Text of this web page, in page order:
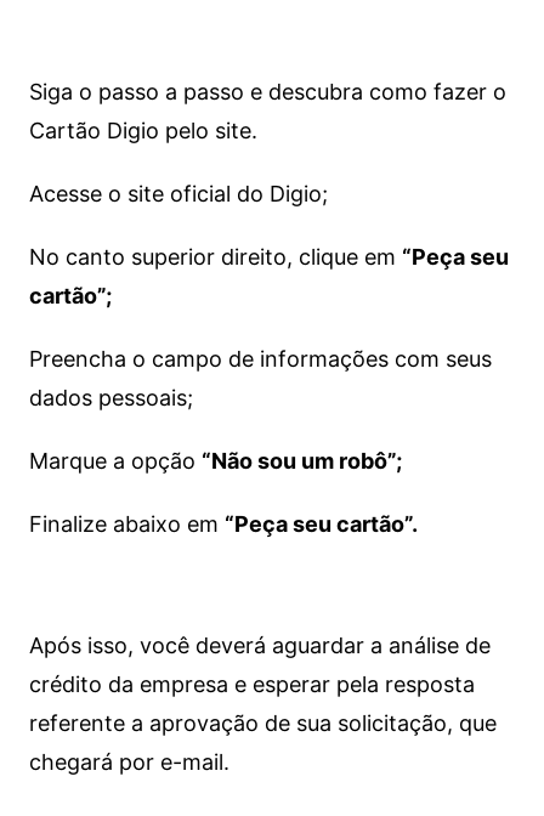
Siga o passo a passo e descubra como fazer o
Cartão Digio pelo site.
Acesse o site oficial do Digio;
No canto superior direito, clique em “Peça seu
cartão”;
Preencha o campo de informações com seus
dados pessoais;
Marque a opção “Não sou um robô”;
Finalize abaixo em “Peça seu cartão”.
Após isso, você deverá aguardar a análise de
crédito da empresa e esperar pela resposta
referente a aprovação de sua solicitação, que
chegará por e-mail.